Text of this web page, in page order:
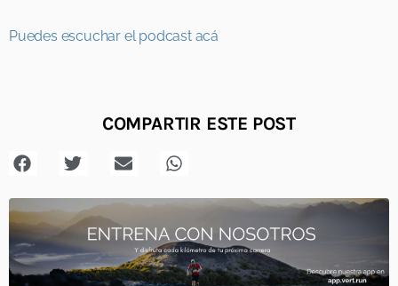
Puedes escuchar el podcast acá
COMPARTIR ESTE POST